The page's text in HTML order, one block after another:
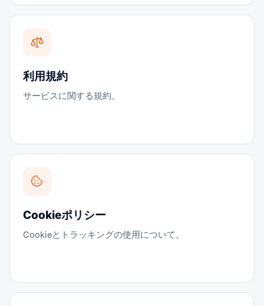
利用規約
サービスに関する規約。
Cookieポリシー
Cookieとトラッキングの使用について。